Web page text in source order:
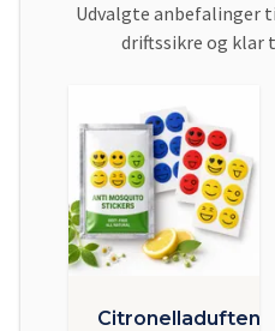
Udvalgte anbefalinger
driftssikre og klar
Citronelladuftende